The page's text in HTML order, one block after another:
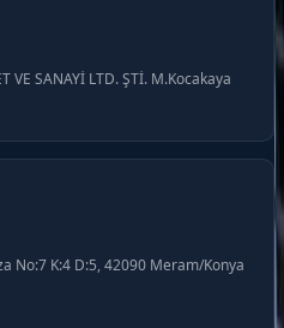
VE SANAYİ LTD. ŞTİ. M.Kocakaya
No:7 K:4 D:5, 42090 Meram/Konya